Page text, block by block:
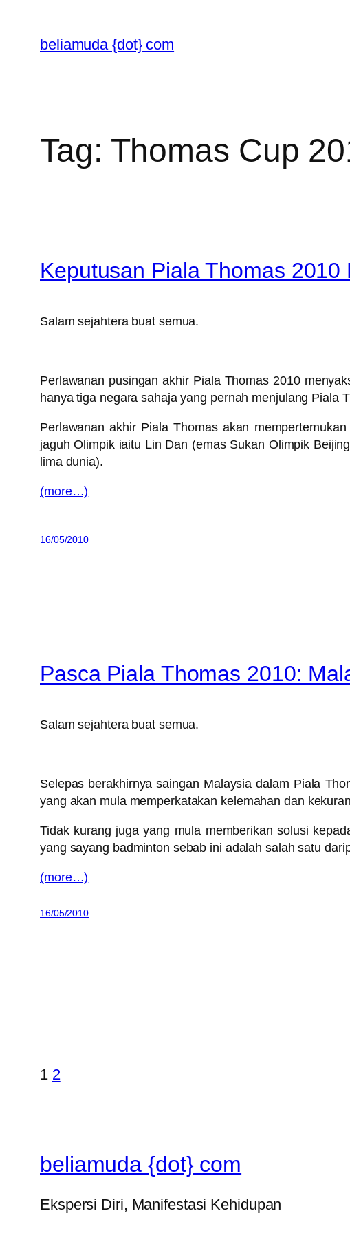
content
beliamuda {dot} com
Tag: Thomas Cup
Keputusan Piala Thomas
Salam sejahtera buat semua.
Perlawanan pusingan akhir Piala Thomas 2010
hanya tiga negara sahaja yang pernah menjulang Piala
Perlawanan akhir Piala Thomas akan
jaguh Olimpik iaitu Lin Dan (emas Sukan Olimpik
lima dunia).
(more…)
16/05/2010
Pasca Piala Thomas 2010:
Salam sejahtera buat semua.
Selepas berakhirnya saingan Malaysia dalam Piala
yang akan mula memperkatakan kelemahan dan
Tidak kurang juga yang mula memberikan solusi
yang sayang badminton sebab ini adalah salah satu
(more…)
16/05/2010
1 2
beliamuda {dot} com
Ekspersi Diri, Manifestasi Kehidupan